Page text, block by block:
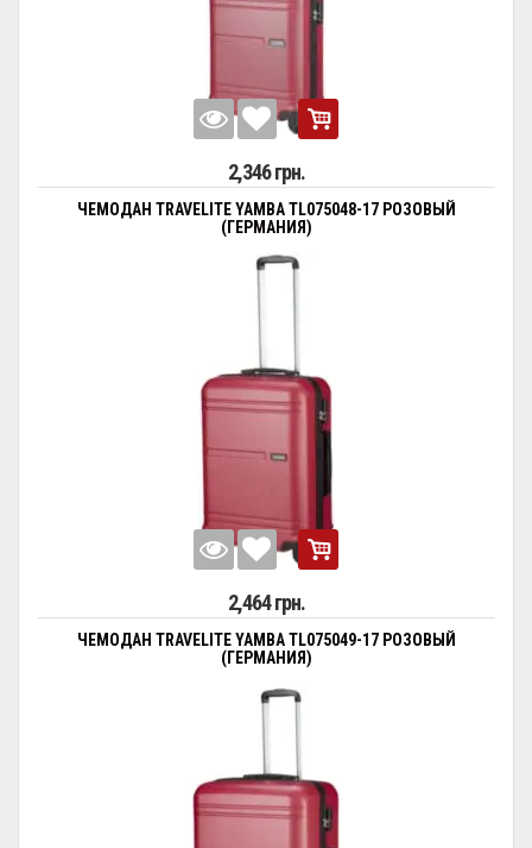
2,346 грн.
ЧЕМОДАН TRAVELITE YAMBA TL075048-17 РОЗОВЫЙ
(ГЕРМАНИЯ)
2,464 грн.
ЧЕМОДАН TRAVELITE YAMBA TL075049-17 РОЗОВЫЙ
(ГЕРМАНИЯ)